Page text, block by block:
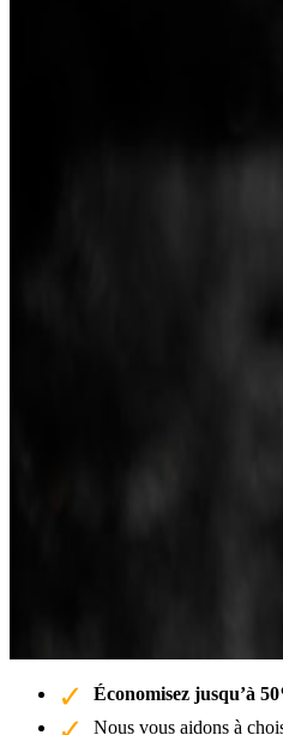
Économisez jusqu’à
Nous vous aidons à